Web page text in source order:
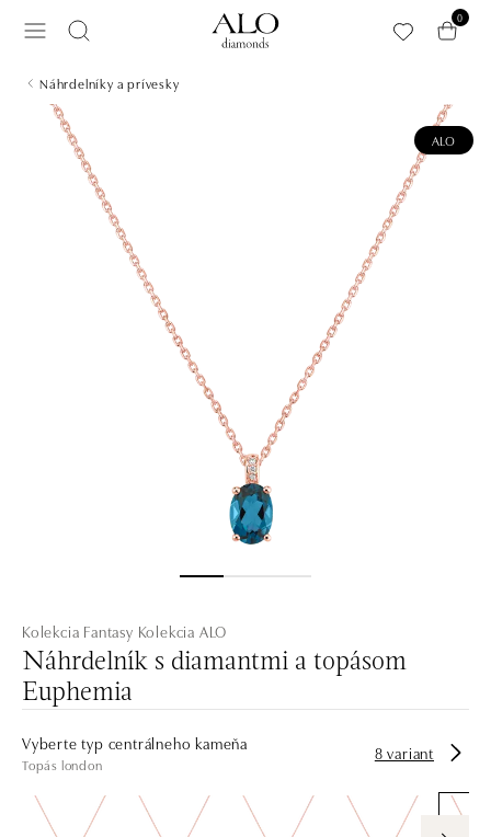
0
Náhrdelníky a prívesky
ALO
Kolekcia Fantasy Kolekcia ALO
Náhrdelník s diamantmi a topásom
Euphemia
Vyberte typ centrálneho kameňa
Topás london
8 variant